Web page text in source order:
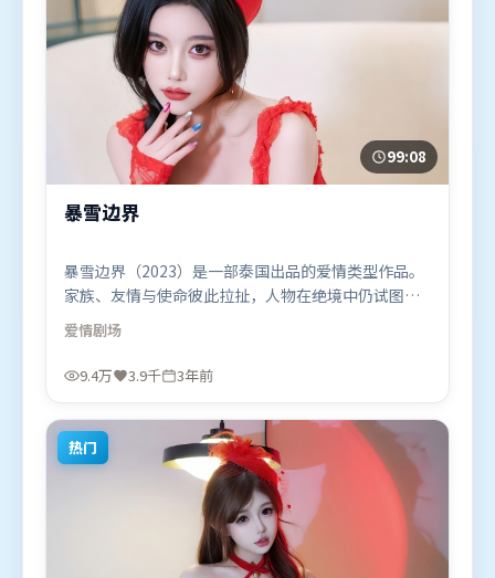
99:08
暴雪边界
暴雪边界（2023）是一部泰国出品的爱情类型作品。
家族、友情与使命彼此拉扯，人物在绝境中仍试图守
住心中微光。叙事线索多线并进，最终在关键节点收
束。由文牧野执导，李政宰、张家辉、咏梅，周迅、
堺雅人、汤唯等联袂出演。影片于2023年7月18日
观众观看。
爱情剧场
9.4万 3.9千 3年前
热门